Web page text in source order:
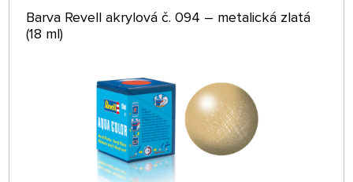
Barva Revell akrylová č. 094 – metalická zlatá
(18 ml)